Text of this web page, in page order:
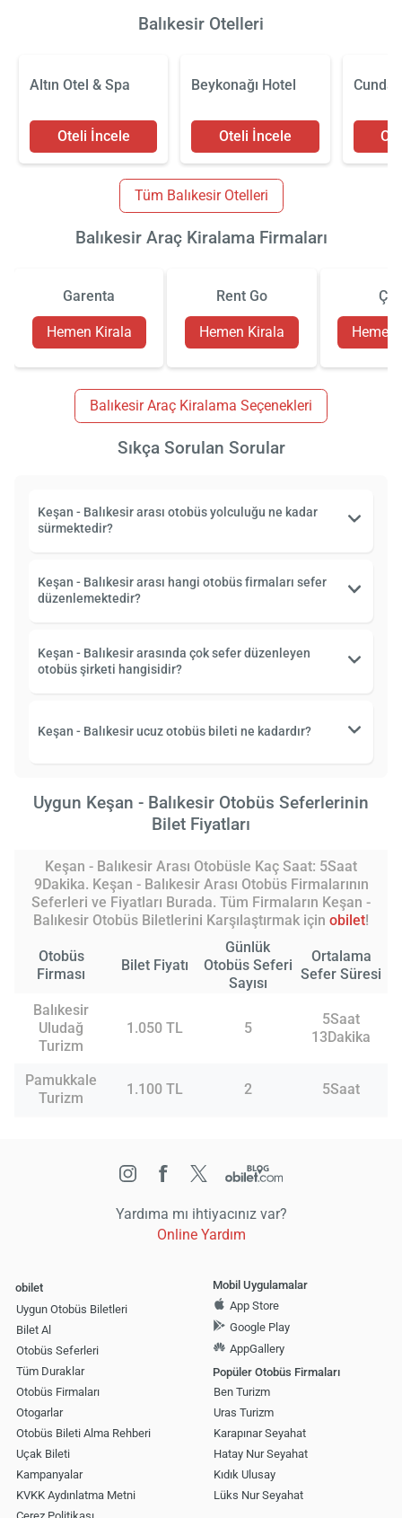
Balıkesir Otelleri
Altın Otel & Spa
Oteli İncele
Beykonağı Hotel
Oteli İncele
Cunda
Tüm Balıkesir Otelleri
Balıkesir Araç Kiralama Firmaları
Garenta
Hemen Kirala
Rent Go
Hemen Kirala Hemen
Balıkesir Araç Kiralama Seçenekleri
Sıkça Sorulan Sorular
Keşan - Balıkesir arası otobüs yolculuğu ne kadar
sürmektedir?
Keşan - Balıkesir arası hangi otobüs firmaları sefer
düzenlemektedir?
Keşan - Balıkesir arasında çok sefer düzenleyen
otobüs şirketi hangisidir?
Keşan - Balıkesir ucuz otobüs bileti ne kadardır?
Uygun Keşan - Balıkesir Otobüs Seferlerinin
Bilet Fiyatları
Keşan - Balıkesir Arası Otobüsle Kaç Saat: 5Saat
9Dakika. Keşan - Balıkesir Arası Otobüs Firmalarının
Seferleri ve Fiyatları Burada. Tüm Firmaların Keşan -
Balıkesir Otobüs Biletlerini Karşılaştırmak için obilet!
Otobüs
Firması
Bilet Fiyatı
Günlük
Otobüs Seferi
Sayısı
Ortalama
Sefer Süresi
Balıkesir
Uludağ
Turizm
1.050 TL 5
5Saat
13Dakika
Pamukkale
Turizm
1.100 TL 2 5Saat
Yardıma mı ihtiyacınız var?
Online Yardım
obilet
Uygun Otobüs Biletleri
Bilet Al
Otobüs Seferleri
Tüm Duraklar
Otobüs Firmaları
Otogarlar
Otobüs Bileti Alma Rehberi
Uçak Bileti
Kampanyalar
KVKK Aydınlatma Metni
Mobil Uygulamalar
App Store
Google Play
AppGallery
Popüler Otobüs Firmaları
Ben Turizm
Uras Turizm
Karapınar Seyahat
Hatay Nur Seyahat
Kıdık Ulusay
Lüks Nur Seyahat